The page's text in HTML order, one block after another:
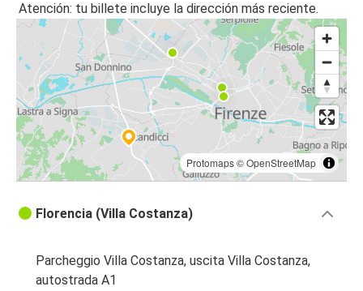
Atención: tu billete incluye la dirección más reciente.
Protomaps©OpenStreetMap
Florencia (Villa Costanza)
Parcheggio Villa Costanza, uscita Villa Costanza,
autostrada A1